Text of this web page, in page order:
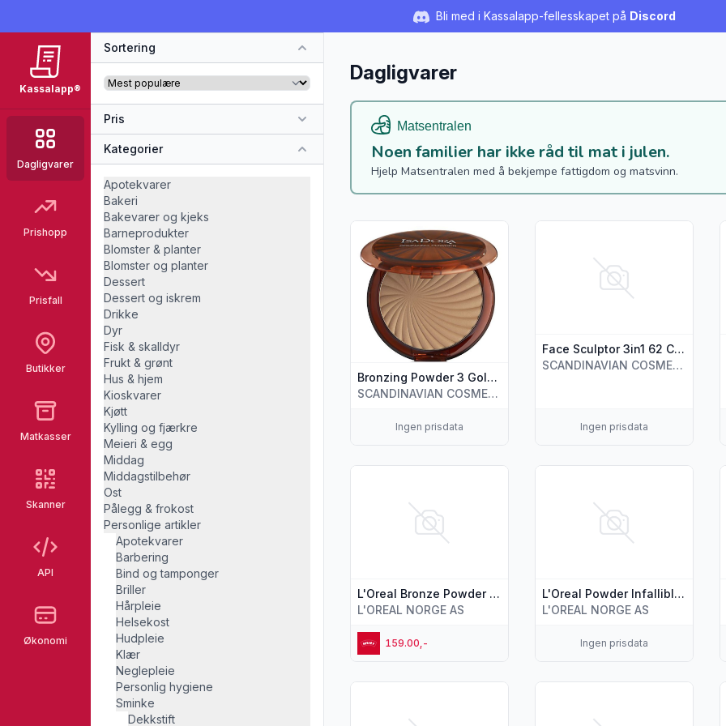
Bli med i Kassalapp-fellesskapet på Discord
Kassalapp®
Dagligvarer
Prishopp
Prisfall
Butikker
Matkasser
Skanner
API
Økonomi
Sortering
Pris
Kategorier
Apotekvarer
Bakeri
Bakevarer og kjeks
Barneprodukter
Blomster & planter
Blomster og planter
Dessert
Dessert og iskrem
Drikke
Dyr
Fisk & skalldyr
Frukt & grønt
Hus & hjem
Kioskvarer
Kjøtt
Kylling og fjærkre
Meieri & egg
Middag
Middagstilbehør
Ost
Pålegg & frokost
Personlige artikler
Apotekvarer
Barbering
Bind og tamponger
Briller
Hårpleie
Helsekost
Hudpleie
Klær
Neglepleie
Personlig hygiene
Sminke
Dekkstift
Dagligvarer
Noen familier har ikke råd til mat i julen.
Hjelp Matsentralen med å bekjempe fattigdom og matsvinn.
Bronzing Powder 3 Golden Tan Isadora
SCANDINAVIAN COSMETICS AS
Ingen prisdata
Vis flere detaljer for produktet "Bronzing Powder 3 Golden Tan
Face Sculptor 3in1 62 Cool Pink Isadora
SCANDINAVIAN COSMETICS AS
Ingen prisdata
L'Oreal Bronze Powder Baby One Time
L'OREAL NORGE AS
159.00,-
L'Oreal Powder Infallible Fresh Wear True Beige
L'OREAL NORGE AS
Ingen prisdata